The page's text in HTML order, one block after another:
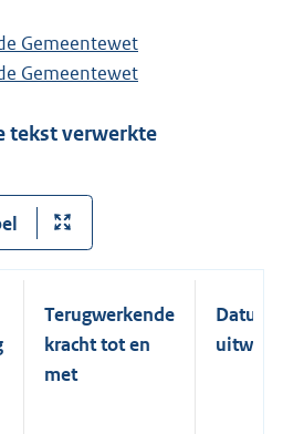
Gemeentewet
Gemeentewet
tekst verwerkte
Terugwerkende
kracht tot en
met
Datum